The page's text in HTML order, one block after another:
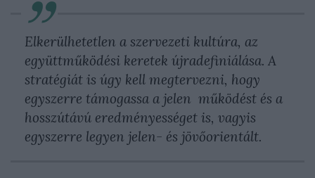
Elkerülhetetlen a szervezeti kultúra, az
együttműködési keretek újradefiniálása. A
stratégiát is úgy kell megtervezni, hogy
egyszerre támogassa a jelen működést és a
hosszútávú eredményességet is, vagyis
egyszerre legyen jelen- és jövőorientált.